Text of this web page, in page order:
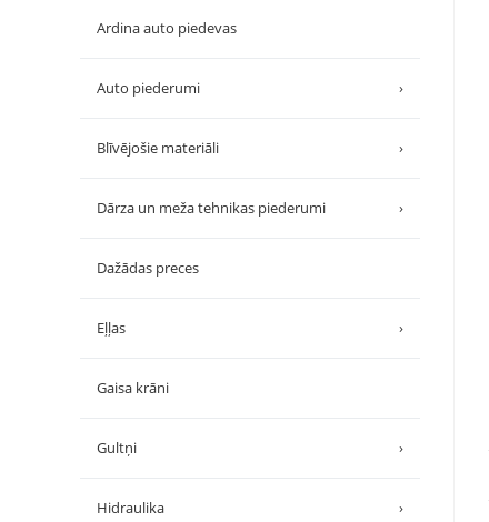
Ardina auto piedevas
Auto piederumi ›
Blīvējošie materiāli ›
Dārza un meža tehnikas piederumi ›
Dažādas preces
Eļļas ›
Gaisa krāni
Gultņi ›
Hidraulika ›